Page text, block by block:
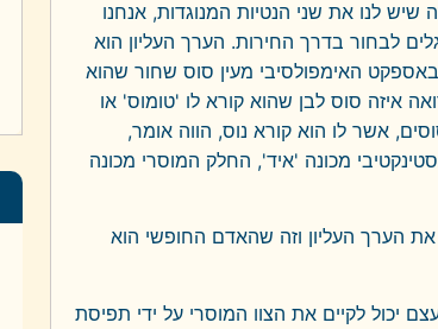
שיש לנו את שני הנטיות המנוגדות, אנחנו
לבחור בדרך החירות. הערך העליון הוא
האימפולסיבי מעין סוס שחור שהוא
איזה סוס לבן שהוא קורא לו 'טומוס' או
אשר לו הוא קורא נוס, הווה אומר,
מכונה 'איד', החלק המוסרי מכונה
הערך העליון וזה שהאדם החופשי הוא
יכול לקיים את הצוו המוסרי על ידי תפיסת